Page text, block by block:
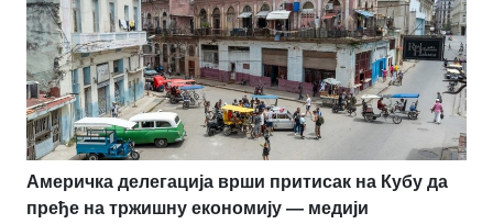
Америчка делегација врши притисак на Кубу да
пређе на тржишну економију — медији